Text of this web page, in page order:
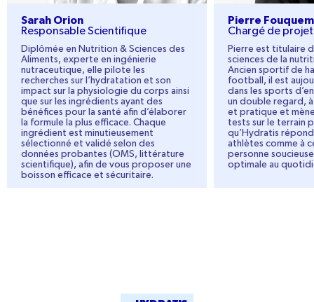
Sarah Orion
Responsable Scientifique
Diplômée en Nutrition & Sciences des
Aliments, experte en ingénierie
nutraceutique, elle pilote les
recherches sur l’hydratation et son
impact sur la physiologie du corps ainsi
que sur les ingrédients ayant des
bénéfices pour la santé afin d’élaborer
la formule la plus efficace. Chaque
ingrédient est minutieusement
sélectionné et validé selon des
données probantes (OMS, littérature
scientifique), afin de vous proposer une
boisson efficace et sécuritaire.
Pierre
Chargé de
Pierre est titulaire
sciences de la
Ancien sportif de
football, il est
dans les sports
un double regard,
et pratique et
tests sur le terrain
qu’Hydratis
athlètes comme à
personne
optimale au